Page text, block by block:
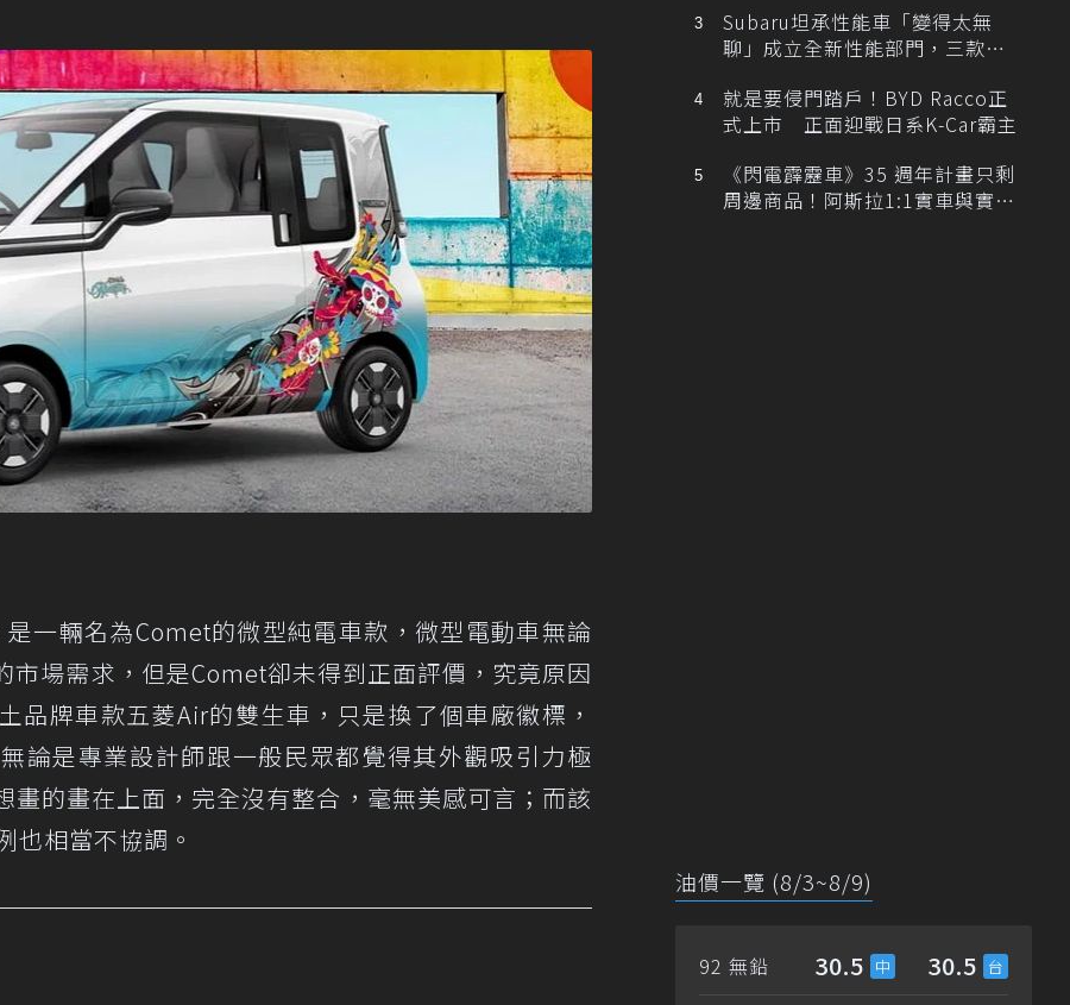
一輛名為Comet的微型純電車款，微型電動車無論
市場需求，但是Comet卻未得到正面評價，究竟原因
品牌車款五菱Air的雙生車，只是換了個車廠徽標，
論是專業設計師跟一般民眾都覺得其外觀吸引力極
畫的畫在上面，完全沒有整合，毫無美感可言；而該
也相當不協調。
Subaru坦承性能車「變得太無
聊」成立全新性能部門，三款手
就是要侵門踏戶！BYD Racco正
式上市 正面迎戰日系K-Car霸主
《閃電霹靂車》35 週年計畫只剩
周邊商品！阿斯拉1:1實車與實體
油價一覽 (8/3~8/9)
92 無鉛 30.5 30.5